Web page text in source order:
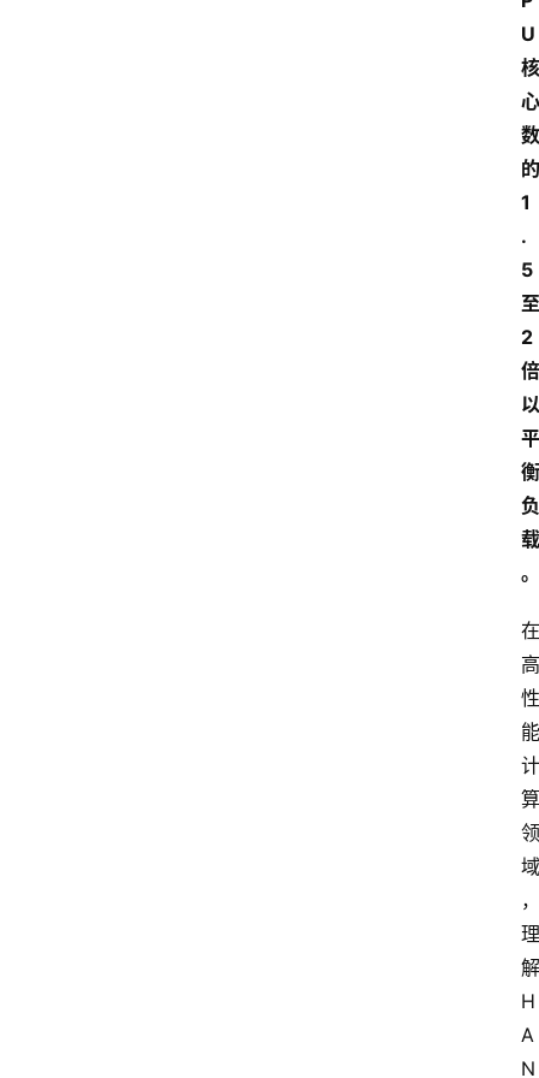
U
核
心
数
的
1
.
5
至
2
倍
以
平
衡
负
载
。
在
高
性
能
计
算
领
域
，
理
解
H
A
N